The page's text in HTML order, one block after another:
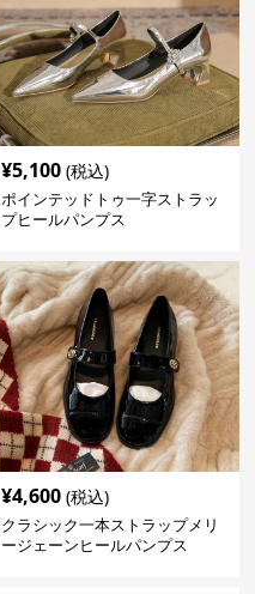
¥5,100 (税込)
ポインテッドトゥ一字ストラッ
プヒールパンプス
¥4,600 (税込)
クラシック一本ストラップメリ
ージェーンヒールパンプス